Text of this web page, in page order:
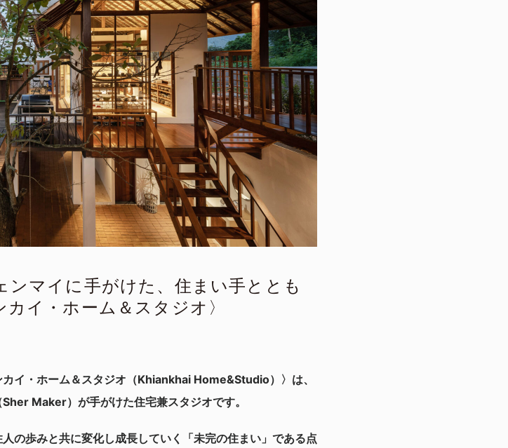
マイに手がけた、住まい手ととも
イ・ホーム＆スタジオ〉
イ・ホーム＆スタジオ（Khiankhai Home&Studio）〉は、
Maker）が手がけた住宅兼スタジオです。
の歩みと共に変化し成長していく「未完の住まい」である点